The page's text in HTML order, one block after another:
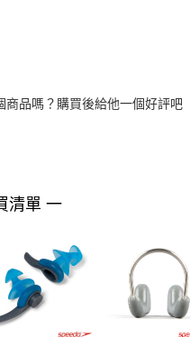
商品嗎？購買後給他一個好評吧
清單 一